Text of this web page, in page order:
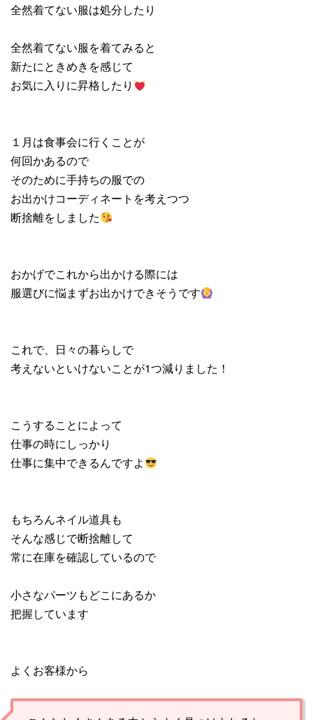
全然着てない服は処分したり
全然着てない服を着てみると
新たにときめきを感じて
お気に入りに昇格したり
１月は食事会に行くことが
何回かあるので
そのために手持ちの服での
お出かけコーディネートを考えつつ
断捨離をしました
おかげでこれから出かける際には
服選びに悩まずお出かけできそうです
これで、日々の暮らしで
考えないといけないことが1つ減りました！
こうすることによって
仕事の時にしっかり
仕事に集中できるんですよ
もちろんネイル道具も
そんな感じで断捨離して
常に在庫を確認しているので
小さなパーツもどこにあるか
把握しています
よくお客様から